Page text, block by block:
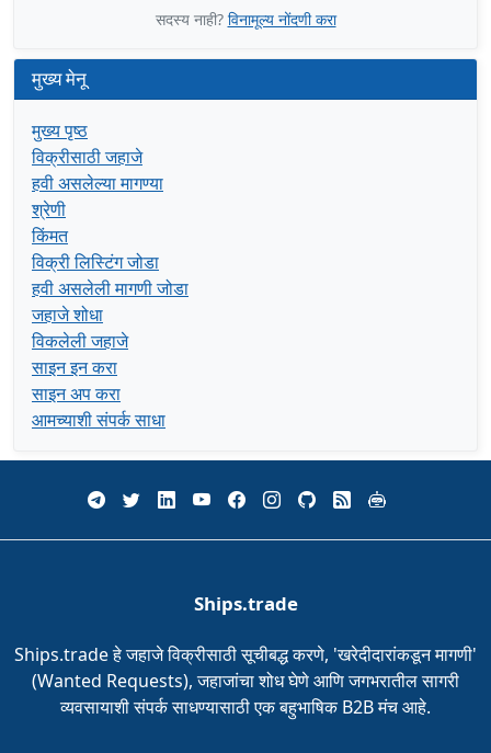
सदस्य नाही? विनामूल्य नोंदणी करा
मुख्य मेनू
मुख्य पृष्ठ
विक्रीसाठी जहाजे
हवी असलेल्या मागण्या
श्रेणी
किंमत
विक्री लिस्टिंग जोडा
हवी असलेली मागणी जोडा
जहाजे शोधा
विकलेली जहाजे
साइन इन करा
साइन अप करा
आमच्याशी संपर्क साधा
Ships.trade
Ships.trade हे जहाजे विक्रीसाठी सूचीबद्ध करणे, 'खरेदीदारांकडून मागणी'
(Wanted Requests), जहाजांचा शोध घेणे आणि जगभरातील सागरी
व्यवसायाशी संपर्क साधण्यासाठी एक बहुभाषिक B2B मंच आहे.